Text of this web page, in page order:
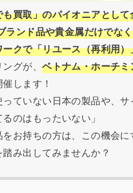
も買取」のパイオニアとし
ランド品や貴金属だけでな
ークで「リユース（再利用）
ングが、ベトナム・ホーチ
します！
っていない日本の製品や、
のはもったいない」
お持ちの方は、この機会に
踏み出してみませんか？